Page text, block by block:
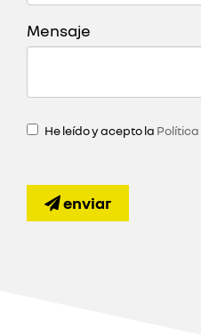
Mensaje
He leído y acepto la
enviar